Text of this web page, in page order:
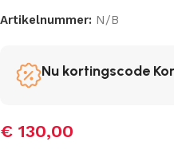
Artikelnummer: N/B
Nu kortingscode
€ 130,00